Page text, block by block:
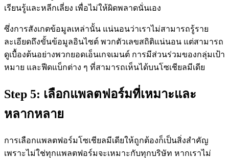
เรียนรู้และหลีกเลี่ยง เพื่อไม่ให้ผิดพลาดนั่นเอง
ซึ่งการสังเกตข้อมูลเหล่านั้น แน่นอนว่าเราไม่สามารถรู้ราย
ละเอียดถึงขั้นข้อมูลอินไซต์ พวกตัวเลขสถิติแน่นอน แต่สามารถ
ดูเบื้องต้นอย่างพวกยอดเอ็นเกจเมนต์ การมีส่วนร่วมของกลุ่มเป้า
หมาย และฟีดแบ็กต่าง ๆ ที่สามารถเห็นได้บนโซเชียลมีเดีย
Step 5: เลือกแพลตฟอร์มที่เหมาะและ
หลากหลาย
การเลือกแพลตฟอร์มโซเชียลมีเดียให้ถูกต้องก็เป็นสิ่งสำคัญ
เพราะไม่ใช่ทุกแพลตฟอร์มจะเหมาะกับทุกบริษัท หากเราไม่